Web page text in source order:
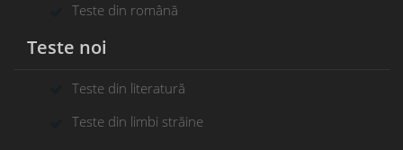
Teste din română
Teste noi
Teste din literatură
Teste din limbi străine